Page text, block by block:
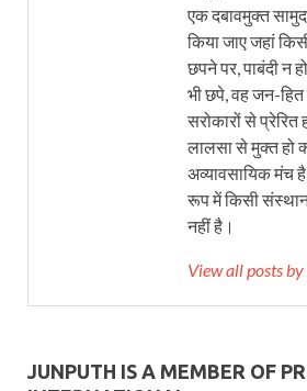
एक दबावमुक्त
किया जाए जहां
छपने पर, पाबंदी न
भी छपे, वह जन-
सरोकारों से प्रेरित
लालसा से मुक्त हो
अव्यावसायिक मंच
रूप में किसी
नहीं है।
View all posts
JUNPUTH IS A MEMBER OF